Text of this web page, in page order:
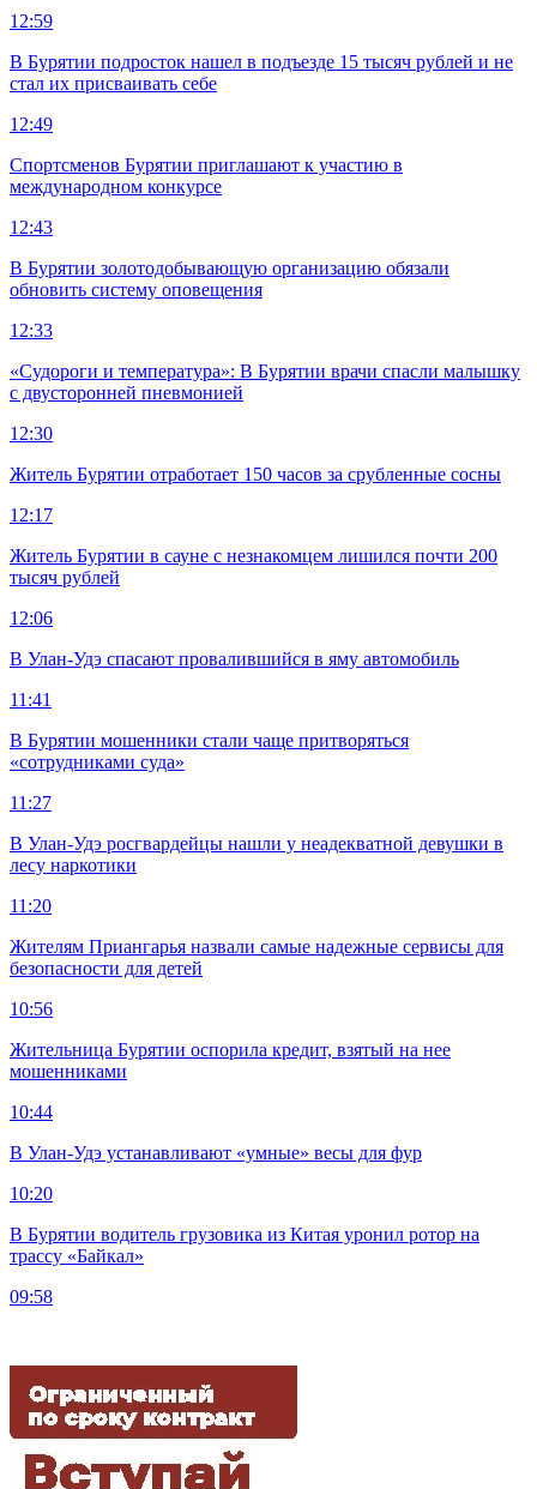
12:59
В Бурятии подросток нашел в подъезде 15 тысяч рублей и не
стал их присваивать себе
12:49
Спортсменов Бурятии приглашают к участию в
международном конкурсе
12:43
В Бурятии золотодобывающую организацию обязали
обновить систему оповещения
12:33
«Судороги и температура»: В Бурятии врачи спасли малышку
с двусторонней пневмонией
12:30
Житель Бурятии отработает 150 часов за срубленные сосны
12:17
Житель Бурятии в сауне с незнакомцем лишился почти 200
тысяч рублей
12:06
В Улан-Удэ спасают провалившийся в яму автомобиль
11:41
В Бурятии мошенники стали чаще притворяться
«сотрудниками суда»
11:27
В Улан-Удэ росгвардейцы нашли у неадекватной девушки в
лесу наркотики
11:20
Жителям Приангарья назвали самые надежные сервисы для
безопасности для детей
10:56
Жительница Бурятии оспорила кредит, взятый на нее
мошенниками
10:44
В Улан-Удэ устанавливают «умные» весы для фур
10:20
В Бурятии водитель грузовика из Китая уронил ротор на
трассу «Байкал»
09:58